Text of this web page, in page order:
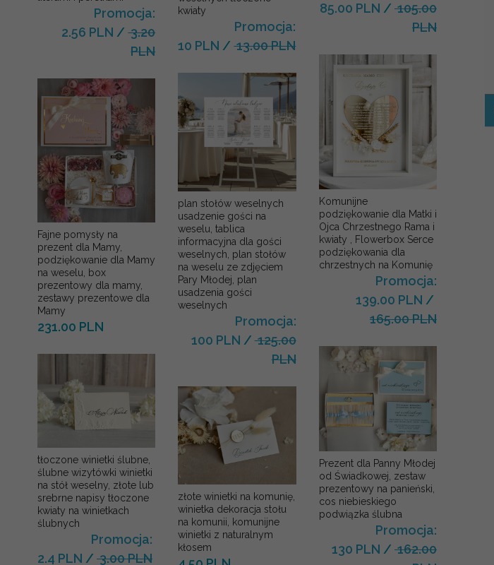
Promocja:
2.56 PLN /3.20
PLN
Fajne pomysły na
prezent dla Mamy,
podziękowanie dla Mamy
na weselu, box
prezentowy dla mamy,
zestawy prezentowe dla
Mamy
231.00 PLN
tłoczone winietki ślubne,
ślubne wizytówki winietki
na stół weselny, złote lub
srebrne napisy tłoczone
kwiaty na winietkach
ślubnych
Promocja:
2.4 PLN / 3.00 PLN
kwiaty
Promocja:
10 PLN /13.00 PLN
plan stołów weselnych
usadzenie gości na
weselu, tablica
informacyjna dla gości
weselnych, plan stołów
na weselu ze zdjęciem
Pary Młodej, plan
usadzenia gości
weselnych
Promocja:
100 PLN /125.00
PLN
złote winietki na komunię,
winietka dekoracja stołu
na komunii, komunijne
winietki z naturalnym
kłosem
85.00 PLN / 105.00
PLN
Komunijne
podziękowanie dla Matki i
Ojca Chrzestnego Rama i
kwiaty , Flowerbox Serce
podziękowania dla
chrzestnych na Komunię
Promocja:
139.00 PLN /
165.00 PLN
Prezent dla Panny Młodej
od Świadkowej, zestaw
prezentowy na panieński,
cos niebieskiego
podwiązka ślubna
Promocja:
130 PLN / 162.00